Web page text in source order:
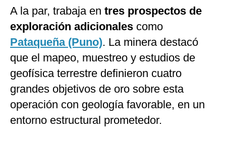
A la par, trabaja en tres prospectos de
exploración adicionales como
Pataqueña (Puno). La minera destacó
que el mapeo, muestreo y estudios de
geofísica terrestre definieron cuatro
grandes objetivos de oro sobre esta
operación con geología favorable, en un
entorno estructural prometedor.